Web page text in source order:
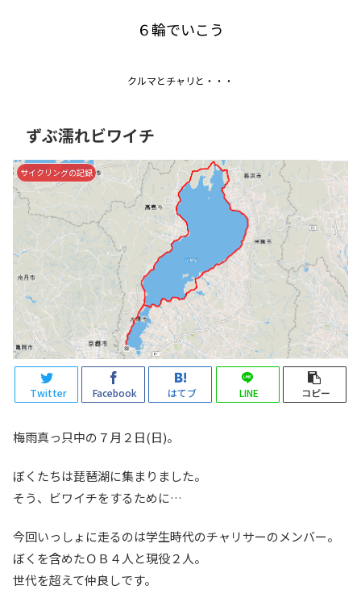
６輪でいこう
クルマとチャリと・・・
ずぶ濡れビワイチ
サイクリングの記録
Twitter Facebook はてブ LINE コピー
梅雨真っ只中の７月２日(日)。
ぼくたちは琵琶湖に集まりました。
そう、ビワイチをするために…
今回いっしょに走るのは学生時代のチャリサーのメンバー。
ぼくを含めたＯＢ４人と現役２人。
世代を超えて仲良しです。